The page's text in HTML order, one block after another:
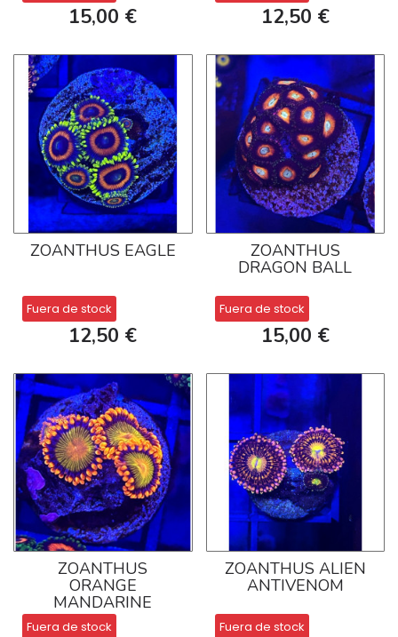
15,00 € 12,50 €
ZOANTHUS EAGLE
Fuera de stock
12,50 €
ZOANTHUS
DRAGON BALL
Fuera de stock
15,00 €
ZOANTHUS
ORANGE
MANDARINE
Fuera de stock
ZOANTHUS ALIEN
ANTIVENOM
Fuera de stock